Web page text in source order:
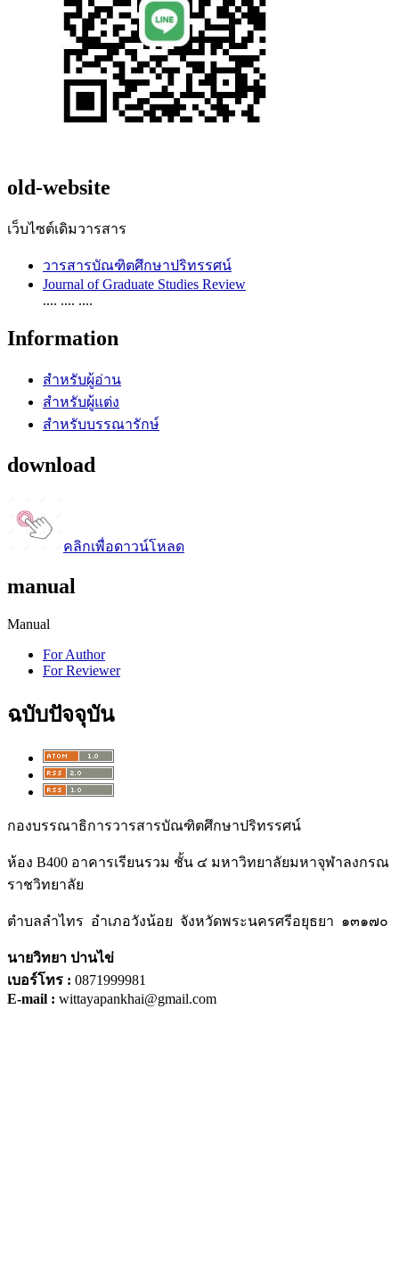
old-website
เว็บไซต์เดิมวารสาร
วารสารบัณฑิตศึกษาปริทรรศน์
Journal of Graduate Studies Review
.... .... ....
Information
สำหรับผู้อ่าน
สำหรับผู้แต่ง
สำหรับบรรณารักษ์
download
คลิกเพื่อดาวน์โหลด
manual
Manual
For Author
For Reviewer
ฉบับปัจจุบัน
กองบรรณาธิการวารสารบัณฑิตศึกษาปริทรรศน์
ห้อง B400 อาคารเรียนรวม ชั้น ๔ มหาวิทยาลัยมหาจุฬาลงกรณ
ราชวิทยาลัย
ตำบลลำไทร อำเภอวังน้อย จังหวัดพระนครศรีอยุธยา ๑๓๑๗๐
นายวิทยา ปานไข่
เบอร์โทร : 0871999981
E-mail : wittayapankhai@gmail.com